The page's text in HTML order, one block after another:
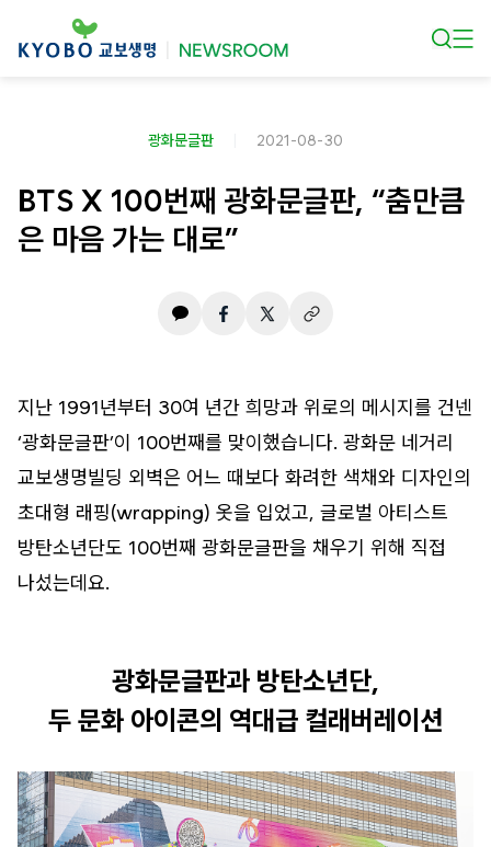
광화문글판 2021-08-30
BTS X 100번째 광화문글판, “춤만큼
은 마음 가는 대로”
지난 1991년부터 30여 년간 희망과 위로의 메시지를 건넨
‘광화문글판’이 100번째를 맞이했습니다. 광화문 네거리
교보생명빌딩 외벽은 어느 때보다 화려한 색채와 디자인의
초대형 래핑(wrapping) 옷을 입었고, 글로벌 아티스트
방탄소년단도 100번째 광화문글판을 채우기 위해 직접
나섰는데요.
광화문글판과 방탄소년단,
두 문화 아이콘의 역대급 컬래버레이션